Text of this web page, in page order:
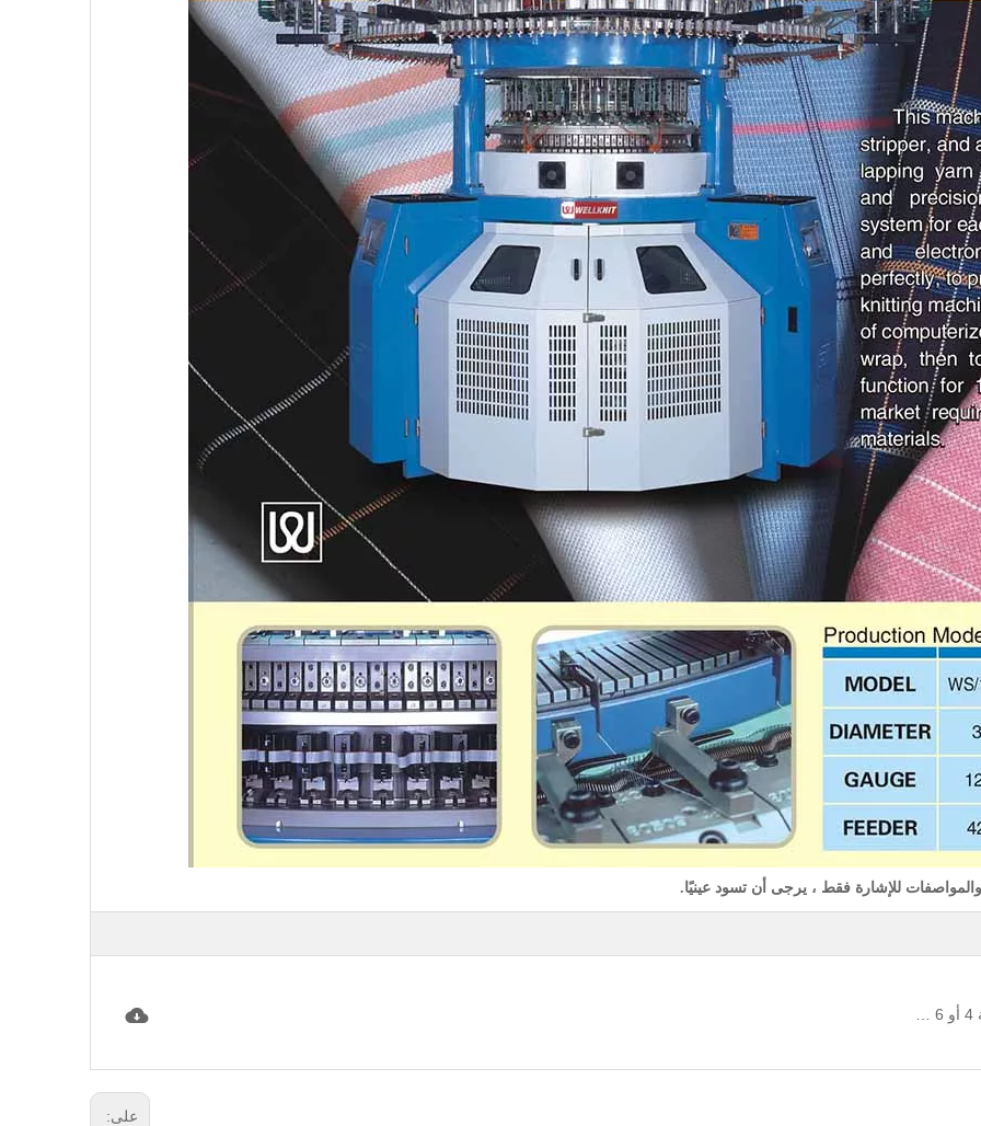
للإشارة فقط ، يرجى أن تسود عينيًا.
قطاع واحد محوسب ، الاعوجاج والسيارات المتعرية 4 أو 6 ألوان آلة الحياكة الدائرية
على: